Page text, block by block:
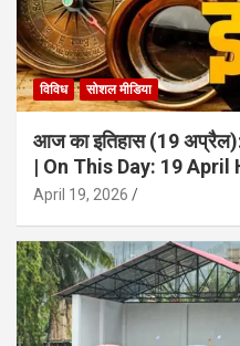
विविध सोशल मीडिया
आज का इतिहास (19 अप्रैल):
| On This Day: 19 April
April 19, 2026